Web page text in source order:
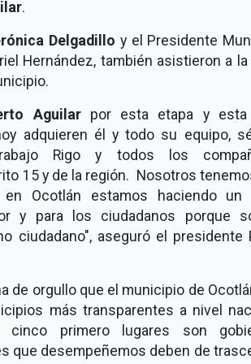
.
Delgadillo y el Presidente
Hernández, también asistieron a
Aguilarpor esta etapa y esta
adquieren él y todo su equipo,
Rigo y todos los
15 y de la región. Nosotros
en Ocotlán estamos haciendo un
y para los ciudadanos porque
ciudadano", aseguró el presidente
de orgullo que el municipio de
más transparentes a nivel
cinco primero lugares son
que desempeñemos deben de